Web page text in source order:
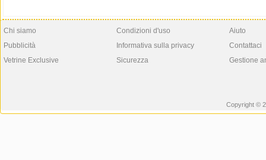
Chi siamo
Pubblicità
Vetrine Exclusive
Condizioni d'uso
Informativa sulla privacy
Sicurezza
Aiuto
Contattaci
Gestione
Copyright ©